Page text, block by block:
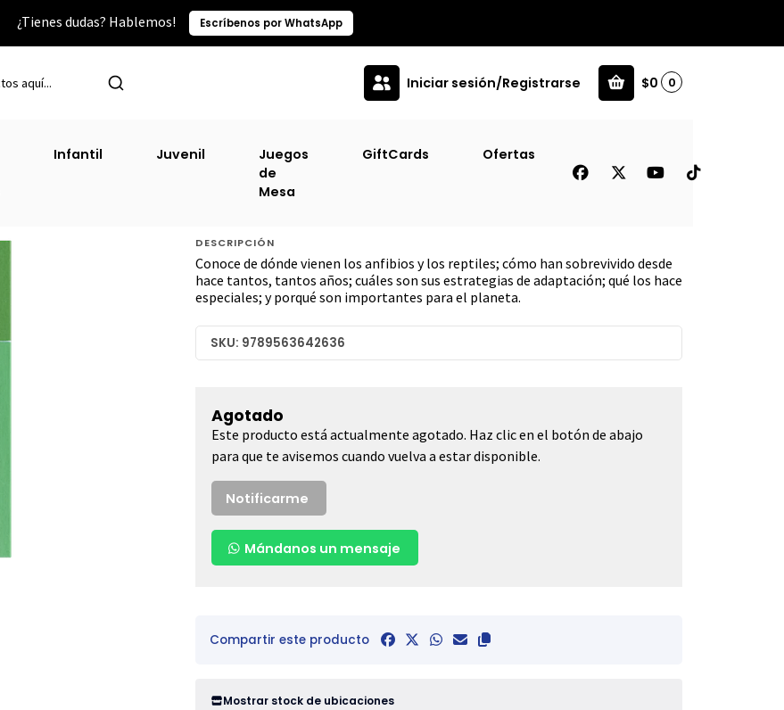
¿Tienes dudas? Hablemos! Escríbenos por WhatsApp
Iniciar sesión/Registrarse $0 0
Infantil Juvenil
Juegos
de
Mesa
GiftCards Ofertas
Agua Y Tierra Anfibios Y Reptiles De
DESCRIPCIÓN
Conoce de dónde vienen los anfibios y los reptiles; cómo han sobrevivido desde
hace tantos, tantos años; cuáles son sus estrategias de adaptación; qué los hace
especiales; y porqué son importantes para el planeta.
SKU: 9789563642636
Agotado
Este producto está actualmente agotado. Haz clic en el botón de abajo
para que te avisemos cuando vuelva a estar disponible.
Notificarme
Mándanos un mensaje
Compartir este producto
Mostrar stock de ubicaciones